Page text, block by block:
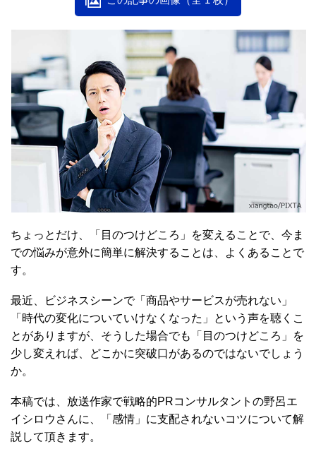
ちょっとだけ、「目のつけどころ」を変えることで、今ま
での悩みが意外に簡単に解決することは、よくあることで
す。
最近、ビジネスシーンで「商品やサービスが売れない」
「時代の変化についていけなくなった」という声を聴くこ
とがありますが、そうした場合でも「目のつけどころ」を
少し変えれば、どこかに突破口があるのではないでしょう
か。
本稿では、放送作家で戦略的PRコンサルタントの野呂エ
イシロウさんに、「感情」に支配されないコツについて解
説して頂きます。